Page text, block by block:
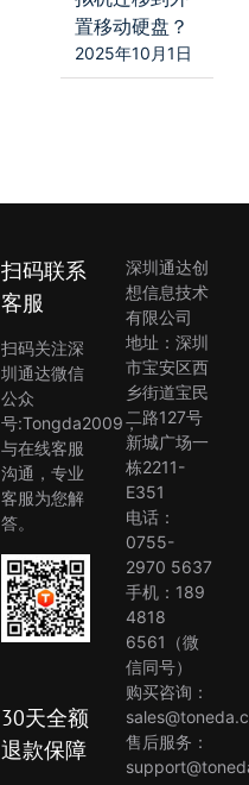
置移动硬盘？
2025年10月1日
扫码联系
客服
扫码关注深
圳通达微信
公众
号:Tongda2009，
与在线客服
沟通，专业
客服为您解
答。
30天全额
退款保障
深圳通达创
想信息技术
有限公司
地址：深圳
市宝安区西
乡街道宝民
二路127号
新城广场一
栋2211-
E351
电话：
0755-
2970 5637
手机：189
4818
6561（微
信同号）
购买咨询：
售后服务：